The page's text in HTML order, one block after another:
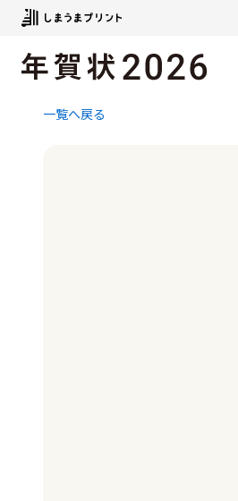
一覧へ戻る